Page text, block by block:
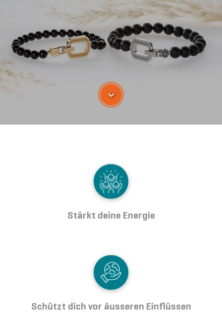
›
Stärkt deine Energie
Schützt dich vor äusseren Einflüssen